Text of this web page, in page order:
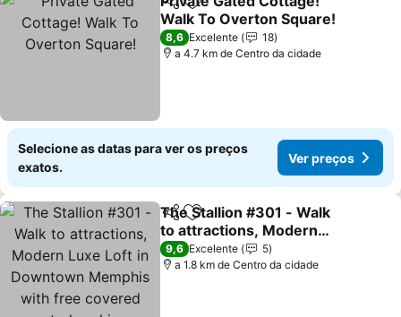
PartilharAdicionar aos favoritos
Walk To Overton Square!
Ver preços
8,6 Excelente
18
a 4.7 km de Centro da cidade
Selecione as datas para ver os preços
exatos.
Ver preços
PartilharAdicionar aos favoritos
The Stallion #301 - Walk
to attractions, Modern
Luxe Loft in Downtown
Memphis with free
Ver preços
9,6 Excelente
5
a 1.8 km de Centro da cidade